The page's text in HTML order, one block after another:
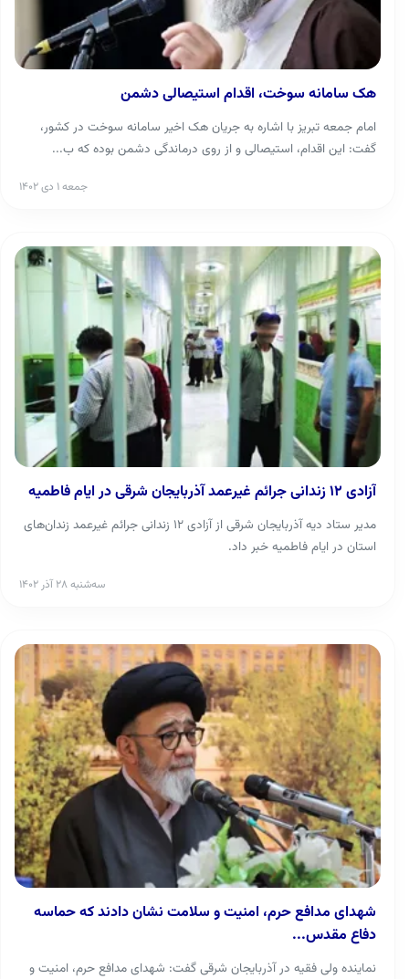
هک سامانه سوخت، اقدام استیصالی دشمن
امام جمعه تبریز با اشاره به جریان هک اخیر سامانه سوخت در کشور،
گفت: این اقدام، استیصالی و از روی درماندگی دشمن بوده که ب...
جمعه ۱ دی ۱۴۰۲
آزادی ۱۲ زندانی جرائم غیرعمد آذربایجان شرقی در ایام فاطمیه
مدیر ستاد دیه آذربایجان شرقی از آزادی ۱۲ زندانی جرائم غیرعمد زندان‌های
استان در ایام فاطمیه خبر داد.
سه‌شنبه ۲۸ آذر ۱۴۰۲
شهدای مدافع حرم، امنیت و سلامت نشان دادند که حماسه
دفاع مقدس...
نماینده ولی فقیه در آذربایجان شرقی گفت: شهدای مدافع حرم، امنیت و